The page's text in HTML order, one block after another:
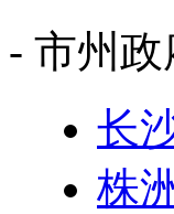
- 市州
长
株